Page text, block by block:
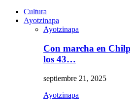
Cultura
Ayotzinapa
Ayotzinapa
Con marcha en
los 43…
septiembre 21, 2025
Ayotzinapa